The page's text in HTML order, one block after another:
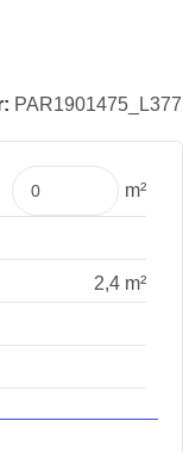
PAR1901475_L377
m²
2,4 m²